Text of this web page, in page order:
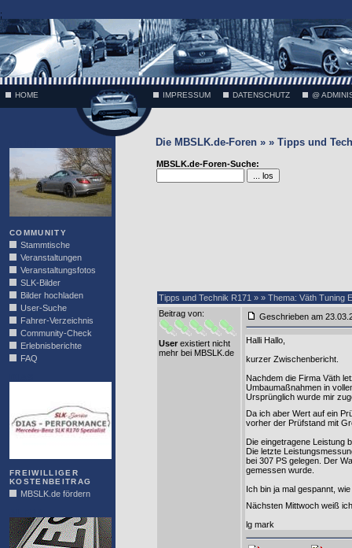
;
HOME IMPRESSUM DATENSCHUTZ @
COMMUNITY
Stammtische
Veranstaltungen
Veranstaltungsfotos
SLK-Bilder
Bilder hochladen
User-Suche
Fahrer-Verzeichnis
Community-Check
Erlebnisberichte
FAQ
FREIWILLIGER
KOSTENBEITRAG
MBSLK.de fördern
Die MBSLK.de-Foren » » Tipps und
MBSLK.de-Foren-Suche:
Tipps und Technik R171 » » Thema: Väth Tuning
Beitrag von:
User existiert nicht
mehr bei MBSLK.de
Geschrieben am
Halli Hallo,
kurzer Zwischenbericht.
Nachdem die Firma Väth
Umbaumaßnahmen in
Ursprünglich wurde mir
Da ich aber Wert auf ein
vorher der Prüfstand mit
Die eingetragene Leistung
Die letzte
bei 307 PS gelegen. Der
gemessen wurde.
Ich bin ja mal gespannt,
Nächsten Mittwoch weiß
lg mark